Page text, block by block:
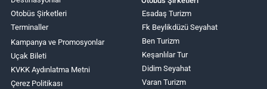
Otobüs Şirketleri
Terminaller
Kampanya ve Promosyonlar
Uçak Bileti
KVKK Aydınlatma Metni
Çerez Politikası
Esadaş Turizm
Fk Beylikdüzü Seyahat
Ben Turizm
Keşanlılar Tur
Didim Seyahat
Varan Turizm